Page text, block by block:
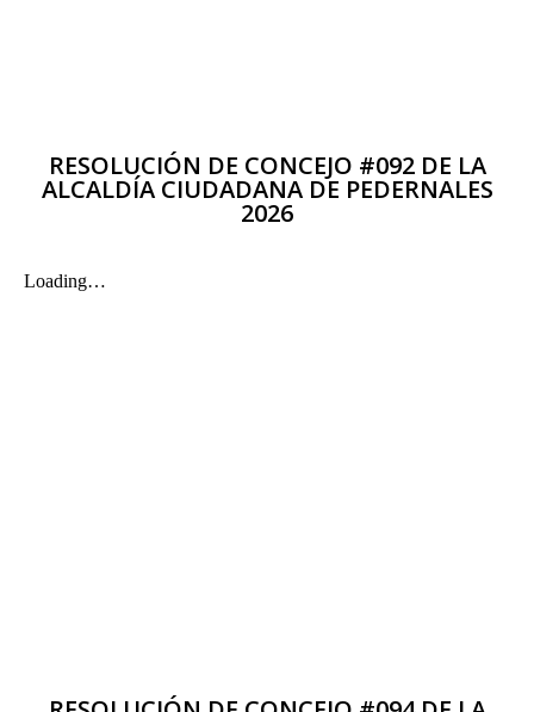
RESOLUCIÓN DE CONCEJO #092 DE LA
ALCALDÍA CIUDADANA DE PEDERNALES
2026